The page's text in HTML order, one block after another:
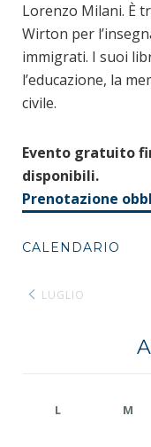
Lorenzo Milani. È
Wirton per
immigrati. I suoi
l’educazione, la
civile.
Evento gratuito
disponibili.
Prenotazione
CALENDARIO
LUGLIO
L M